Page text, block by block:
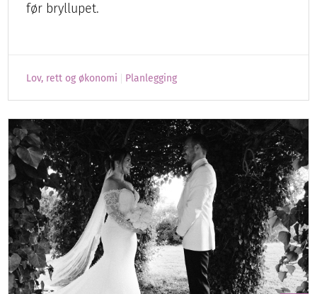
før bryllupet.
Lov, rett og økonomi Planlegging